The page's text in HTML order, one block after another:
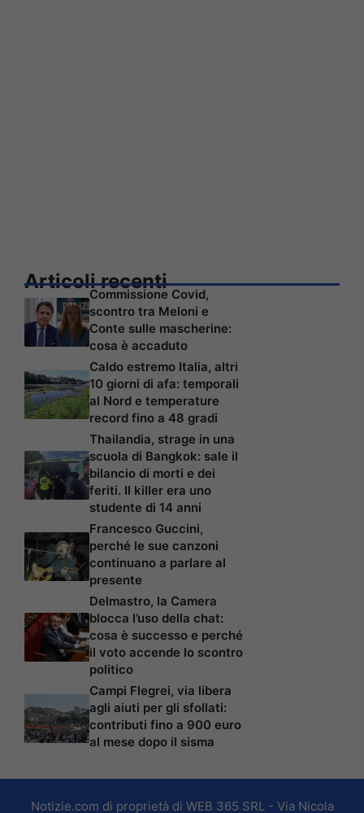
Articoli recenti
Commissione Covid,
scontro tra Meloni e
Conte sulle mascherine:
cosa è accaduto
Caldo estremo Italia, altri
10 giorni di afa: temporali
al Nord e temperature
record fino a 48 gradi
Thailandia, strage in una
scuola di Bangkok: sale il
bilancio di morti e dei
feriti. Il killer era uno
studente di 14 anni
Francesco Guccini,
perché le sue canzoni
continuano a parlare al
presente
Delmastro, la Camera
blocca l’uso della chat:
cosa è successo e perché
il voto accende lo scontro
politico
Campi Flegrei, via libera
agli aiuti per gli sfollati:
contributi fino a 900 euro
al mese dopo il sisma
Notizie.com di proprietà di WEB 365 SRL - Via Nicola